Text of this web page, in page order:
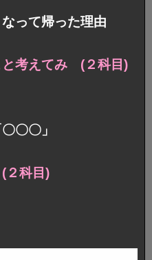
って帰った理由
と考えてみ (２科目)
〇〇」
２科目)